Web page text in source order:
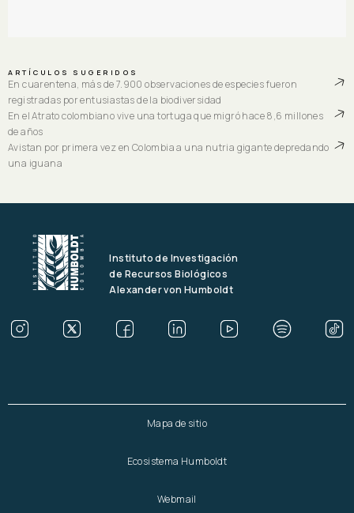
ARTÍCULOS SUGERIDOS
En cuarentena, más de 7.900 observaciones de especies fueron
registradas por entusiastas de la biodiversidad
En el Atrato colombiano vive una tortuga que migró hace 8,6 millones
de años
Avistan por primera vez en Colombia a una nutria gigante depredando
una iguana
Instituto de Investigación
de Recursos Biológicos
Alexander von Humboldt
Mapa de sitio
Ecosistema Humboldt
Webmail